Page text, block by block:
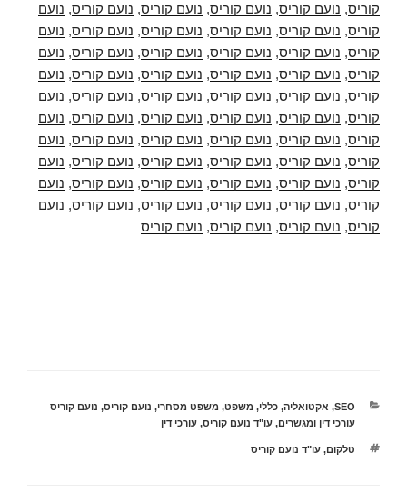
קוריס, נועם קוריס, נועם קוריס, נועם קוריס, נועם קוריס, נועם
קוריס, נועם קוריס, נועם קוריס, נועם קוריס, נועם קוריס, נועם
קוריס, נועם קוריס, נועם קוריס, נועם קוריס, נועם קוריס, נועם
קוריס, נועם קוריס, נועם קוריס, נועם קוריס, נועם קוריס, נועם
קוריס, נועם קוריס, נועם קוריס, נועם קוריס, נועם קוריס, נועם
קוריס, נועם קוריס, נועם קוריס, נועם קוריס, נועם קוריס, נועם
קוריס, נועם קוריס, נועם קוריס, נועם קוריס, נועם קוריס, נועם
קוריס, נועם קוריס, נועם קוריס, נועם קוריס, נועם קוריס, נועם
קוריס, נועם קוריס, נועם קוריס, נועם קוריס, נועם קוריס, נועם
קוריס, נועם קוריס, נועם קוריס, נועם קוריס, נועם קוריס, נועם
קוריס, נועם קוריס, נועם קוריס, נועם קוריס
קטגוריות
SEO
, אקטואליה,כללי, משפט, משפט מסחרי, נועם קוריס, נועם קוריס
עורכי דין ומגשרים,עו"ד נועם קוריס,עורכי דין
תגיות
טלקום,עו"ד נועם קוריס